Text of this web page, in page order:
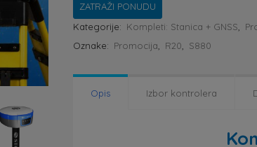
ZATRAŽI PONUDU
Kategorije: Kompleti: Stanica + GNSS
Oznake: Promocija R20 S880
Opis Izbor kontrolera